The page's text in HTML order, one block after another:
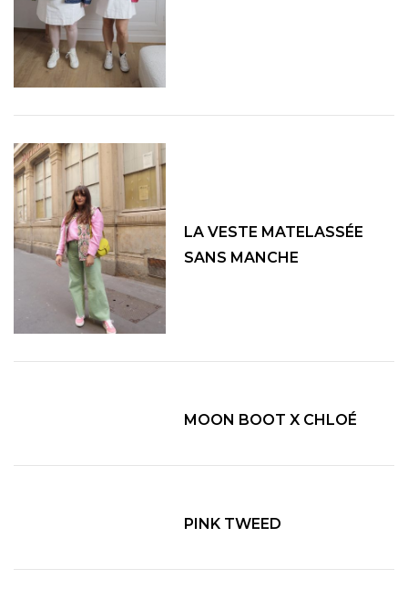
LA VESTE MATELASSÉE
SANS MANCHE
MOON BOOT X CHLOÉ
PINK TWEED